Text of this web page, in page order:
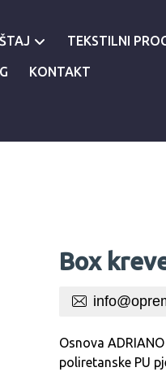
TEKSTILNI
KONTAKT
Box
Osnova
poliretanske PU